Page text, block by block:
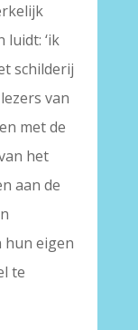
luidt: ‘ik
schilderij
van
met de
het
aan de
hun eigen
te